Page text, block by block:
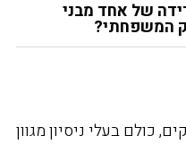
של אחד מבני
המשפחתי?
כולם בעלי ניסיון מגוון